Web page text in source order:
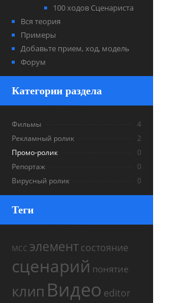
100 ходов Сценариста
Вся теория
Примеры
Добавьте прием, ход, модель
Форум
Категории раздела
Фильмы
4
Рекламный ролик
2
Промо-ролик
0
Репортаж
0
Вирусный ролик
0
Теги
МСС элемент состояние
сценарий понятие
клип Видео editor